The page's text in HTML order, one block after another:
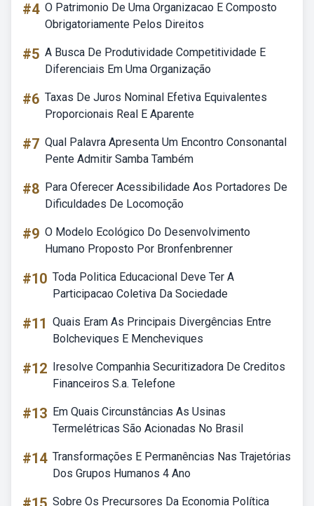
#4 O Patrimonio De Uma Organizacao E Composto
Obrigatoriamente Pelos Direitos
#5 A Busca De Produtividade Competitividade E
Diferenciais Em Uma Organização
#6 Taxas De Juros Nominal Efetiva Equivalentes
Proporcionais Real E Aparente
#7 Qual Palavra Apresenta Um Encontro Consonantal
Pente Admitir Samba Também
#8 Para Oferecer Acessibilidade Aos Portadores De
Dificuldades De Locomoção
#9 O Modelo Ecológico Do Desenvolvimento
Humano Proposto Por Bronfenbrenner
#10 Toda Politica Educacional Deve Ter A
Participacao Coletiva Da Sociedade
#11 Quais Eram As Principais Divergências Entre
Bolcheviques E Mencheviques
#12 Iresolve Companhia Securitizadora De Creditos
Financeiros S.a. Telefone
#13 Em Quais Circunstâncias As Usinas
Termelétricas São Acionadas No Brasil
#14 Transformações E Permanências Nas Trajetórias
Dos Grupos Humanos 4 Ano
Sobre Os Precursores Da Economia Política